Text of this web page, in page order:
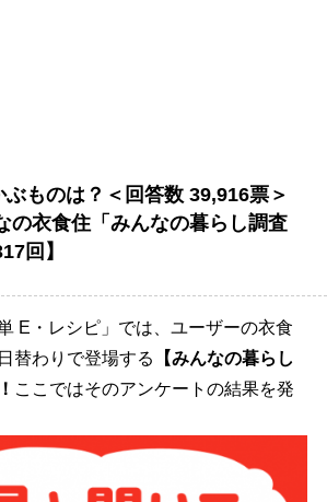
ものは？＜回答数 39,916票＞
の衣食住「みんなの暮らし調査
回】
E・レシピ」では、ユーザーの衣食
替わりで登場する
【みんなの暮らし
ここではそのアンケートの結果を発